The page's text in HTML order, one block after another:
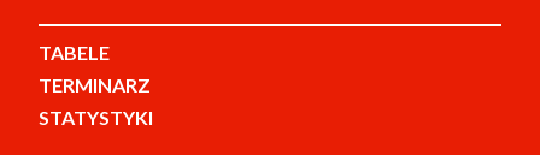
TABELE
TERMINARZ
STATYSTYKI